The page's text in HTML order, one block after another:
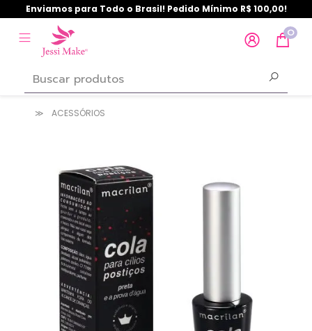
Enviamos para Todo o Brasil! Pedido Mínimo R$ 100,00!
0
ACESSÓRIOS